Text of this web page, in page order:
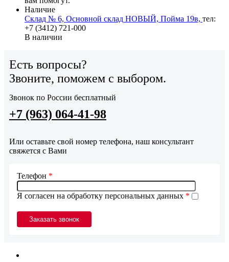
Наличие
Склад № 6, Основной склад НОВЫЙ, Пойма 19в, тел:
+7 (3412) 721-000
В наличии
Есть вопросы?
Звоните, поможем с выбором.
Звонок по России бесплатный
+7 (963) 064-41-98
Или оставьте свой номер телефона, наш консультант
свяжется с Вами
Я согласен на обработку персональных данных *
Телефон *